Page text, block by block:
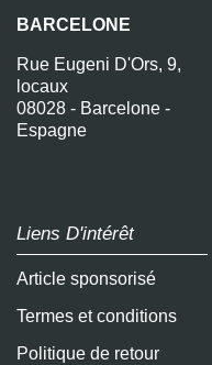
BARCELONE
Rue Eugeni D'Ors, 9,
locaux
08028 - Barcelone -
Espagne
Liens D'intérêt
Article sponsorisé
Termes et conditions
Politique de retour